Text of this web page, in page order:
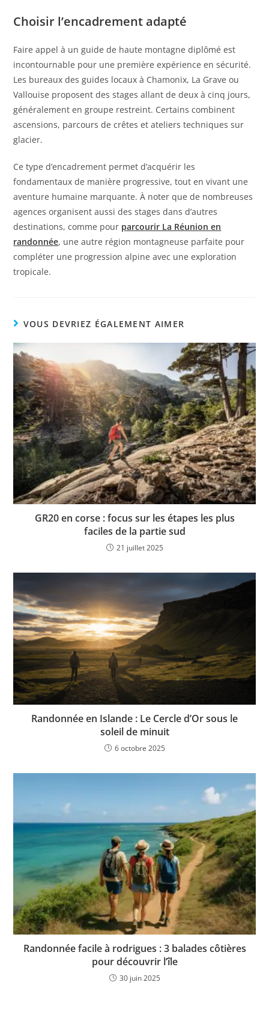
Choisir l’encadrement adapté
Faire appel à un guide de haute montagne diplômé est
incontournable pour une première expérience en sécurité.
Les bureaux des guides locaux à Chamonix, La Grave ou
Vallouise proposent des stages allant de deux à cinq jours,
généralement en groupe restreint. Certains combinent
ascensions, parcours de crêtes et ateliers techniques sur
glacier.
Ce type d’encadrement permet d’acquérir les
fondamentaux de manière progressive, tout en vivant une
aventure humaine marquante. À noter que de nombreuses
agences organisent aussi des stages dans d’autres
destinations, comme pour parcourir La Réunion en
randonnée, une autre région montagneuse parfaite pour
compléter une progression alpine avec une exploration
tropicale.
VOUS DEVRIEZ ÉGALEMENT AIMER
GR20 en corse : focus sur les étapes les plus
faciles de la partie sud
21 juillet 2025
Randonnée en Islande : Le Cercle d’Or sous le
soleil de minuit
6 octobre 2025
Randonnée facile à rodrigues : 3 balades côtières
pour découvrir l’île
30 juin 2025